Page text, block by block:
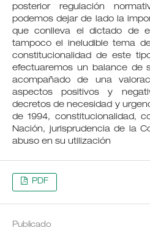
posterior regulación
podemos dejar de lado la
que conlleva el dictado de
tampoco el ineludible tema
constitucionalidad de este
efectuaremos un balance de
acompañado de una
aspectos positivos y
decretos de necesidad y
de 1994, constitucionalidad,
Nación, jurisprudencia de la
abuso en su utilización
PDF
Publicado